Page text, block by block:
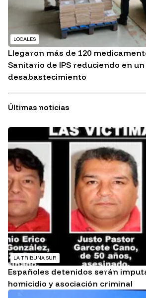
LOCALES
Llegaron más de 120
Sanitario de IPS reduciendo en un
desabastecimiento
Últimas noticias
LA TRIBUNA SUR
Españoles detenidos serán
homicidio y asociación criminal